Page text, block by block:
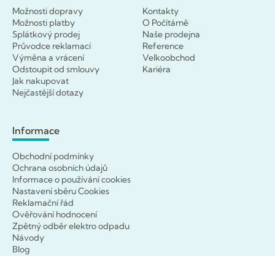
Možnosti dopravy
Možnosti platby
Splátkový prodej
Průvodce reklamací
Výměna a vrácení
Odstoupit od smlouvy
Jak nakupovat
Nejčastější dotazy
Kontakty
O Počítárně
Naše prodejna
Reference
Velkoobchod
Kariéra
Informace
Obchodní podmínky
Ochrana osobních údajů
Informace o používání cookies
Nastavení sběru Cookies
Reklamační řád
Ověřování hodnocení
Zpětný odběr elektro odpadu
Návody
Blog